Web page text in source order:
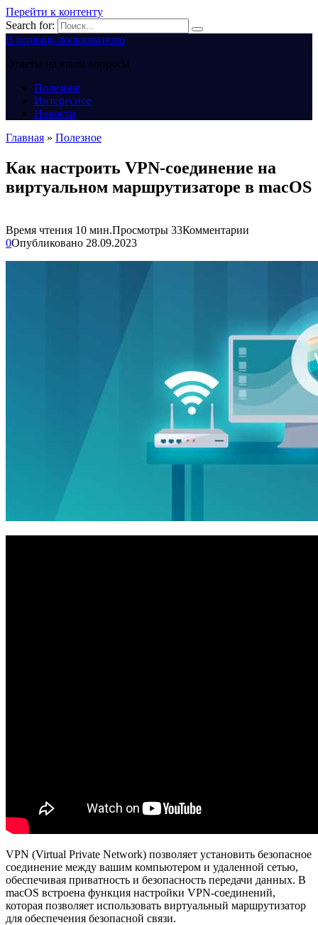
Перейти к контенту
Search for:
В помощь пользователю
Ответы на ваши вопросы
Полезное
Интересное
Новости
Главная » Полезное
Как настроить VPN-соединение на
виртуальном маршрутизаторе в macOS
Время чтения 10 мин.Просмотры 33Комментарии
0Опубликовано 28.09.2023
VPN (Virtual Private Network) позволяет установить безопасное
соединение между вашим компьютером и удаленной сетью,
обеспечивая приватность и безопасность передачи данных. В
macOS встроена функция настройки VPN-соединений,
которая позволяет использовать виртуальный маршрутизатор
для обеспечения безопасной связи.